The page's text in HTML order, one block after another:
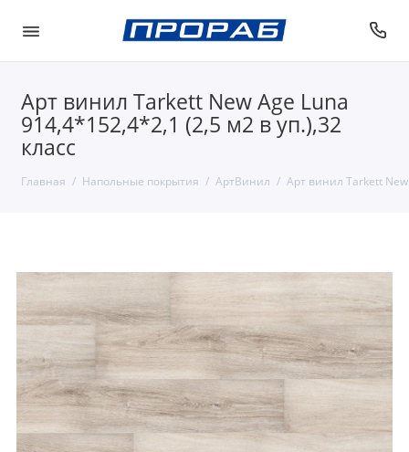
Арт винил Tarkett New Age Luna
914,4*152,4*2,1 (2,5 м2 в уп.),32
класс
Главная Напольные покрытия АртВинил Арт винил Tarkett